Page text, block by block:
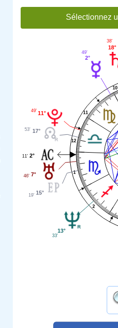
Sélectionnez
1
2
10
11
12
18°
38'
2°
49'
11°
49'
17°
53'
2°
11'
7°
46'
15°
19'
13°
33'